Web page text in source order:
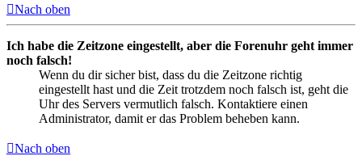
Nach oben
Ich habe die Zeitzone eingestellt, aber die Forenuhr geht immer
noch falsch!
Wenn du dir sicher bist, dass du die Zeitzone richtig
eingestellt hast und die Zeit trotzdem noch falsch ist, geht die
Uhr des Servers vermutlich falsch. Kontaktiere einen
Administrator, damit er das Problem beheben kann.
Nach oben